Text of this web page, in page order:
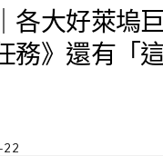
各大好萊塢
務》還有「